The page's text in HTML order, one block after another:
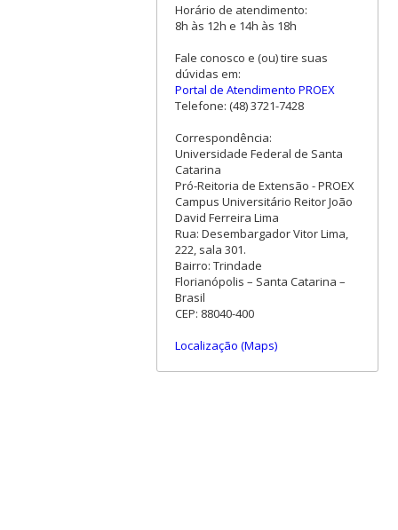
Horário de atendimento:
8h às 12h e 14h às 18h
Fale conosco e (ou) tire suas
dúvidas em:
Portal de Atendimento PROEX
Telefone: (48) 3721-7428
Correspondência:
Universidade Federal de Santa
Catarina
Pró-Reitoria de Extensão - PROEX
Campus Universitário Reitor João
David Ferreira Lima
Rua: Desembargador Vitor Lima,
222, sala 301.
Bairro: Trindade
Florianópolis – Santa Catarina –
Brasil
CEP: 88040-400
Localização (Maps)